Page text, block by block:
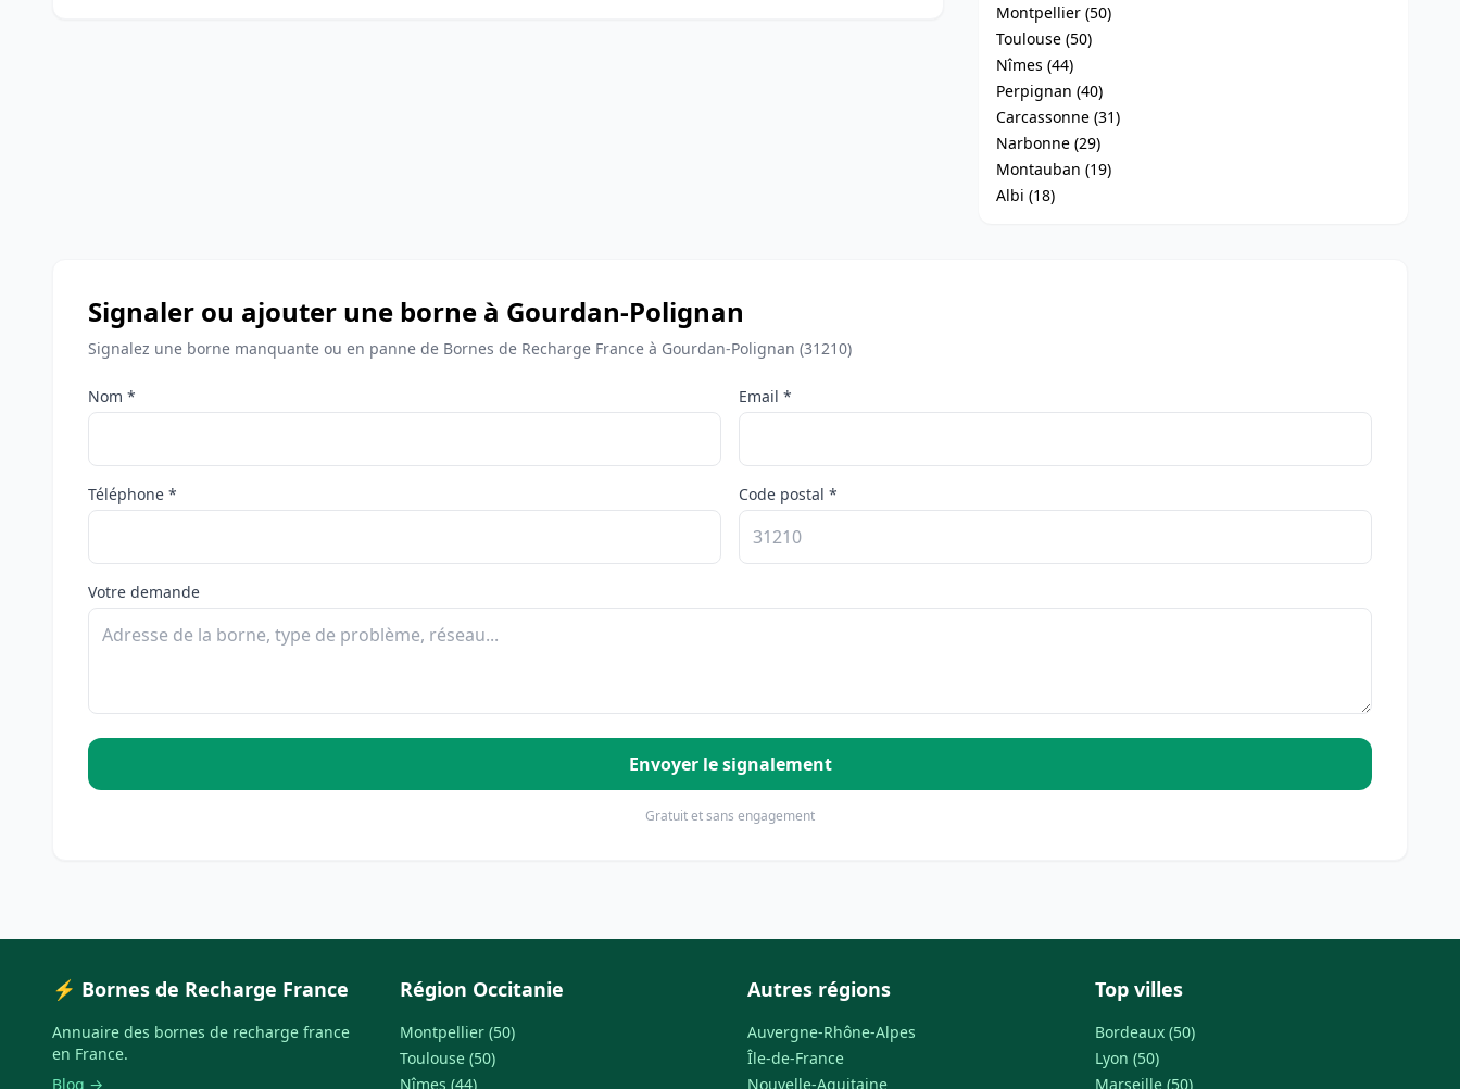
Montpellier (50)
Toulouse (50)
Nîmes (44)
Perpignan (40)
Carcassonne (31)
Narbonne (29)
Montauban (19)
Albi (18)
Signaler ou ajouter une borne à Gourdan-Polignan
Signalez une borne manquante ou en panne de Bornes de Recharge France à Gourdan-Polignan (31210)
Nom * Email *
Téléphone * Code postal *
Votre demande
Envoyer le signalement
Gratuit et sans engagement
⚡ Bornes de Recharge France
Annuaire des bornes de recharge france
en France.
Blog →
Région Occitanie
Montpellier (50)
Toulouse (50)
Nîmes (44)
Autres régions
Auvergne-Rhône-Alpes
Île-de-France
Nouvelle-Aquitaine
Top villes
Bordeaux (50)
Lyon (50)
Marseille (50)